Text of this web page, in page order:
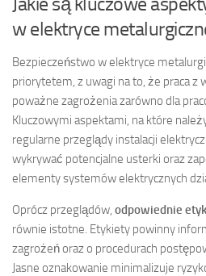
w elektryce
Bezpieczeństwo w elektryce
priorytetem, z uwagi na to, że praca z
poważne zagrożenia zarówno dla
Kluczowymi aspektami, na które
regularne przeglądy instalacji
wykrywać potencjalne usterki oraz
elementy systemów elektrycznych
Oprócz przeglądów, odpowiednie
równie istotne. Etykiety powinny
zagrożeń oraz o procedurach
Jasne oznakowanie minimalizuje